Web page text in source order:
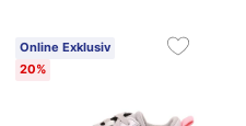
Online Exklusiv
20%